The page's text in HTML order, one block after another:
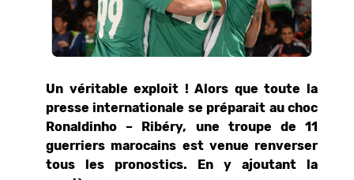
Un véritable exploit ! Alors que toute la
presse internationale se préparait au choc
Ronaldinho – Ribéry, une troupe de 11
guerriers marocains est venue renverser
tous les pronostics. En y ajoutant la